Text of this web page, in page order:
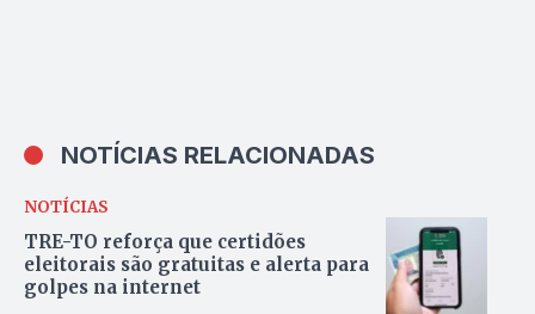
NOTÍCIAS RELACIONADAS
NOTÍCIAS
TRE-TO reforça que certidões
eleitorais são gratuitas e alerta para
golpes na internet